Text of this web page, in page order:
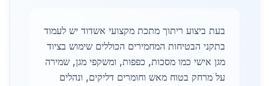
בעת ביצוע ריתוך מתכת מקצועי אשדוד יש לעמוד
בתקני הבטיחות המחמירים הכוללים שימוש בציוד
מגן אישי כמו מסכות, כפפות, ומשקפי מגן, שמירה
על מרחק בטוח מאש וחומרים דליקים, ונהלים